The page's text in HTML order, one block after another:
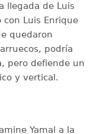
llegada de Luis
con Luis Enrique
quedaron
podría
pero defiende un
y vertical.
Yamal a la